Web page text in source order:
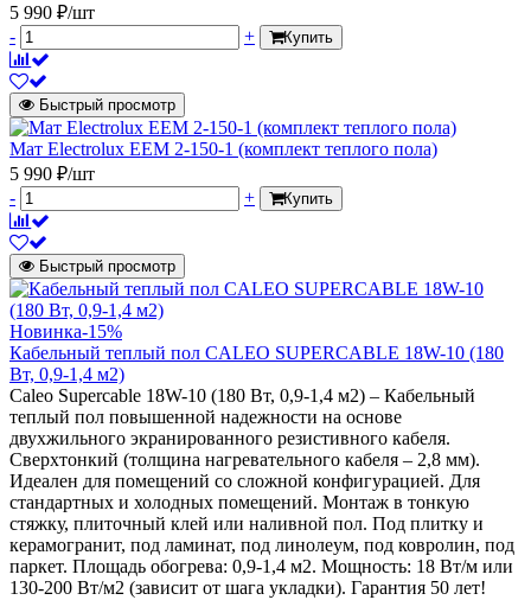
5 990 ₽/шт
-
+ Купить
Быстрый просмотр
Мат Electrolux EEM 2-150-1 (комплект теплого пола)
5 990 ₽/шт
-
+ Купить
Быстрый просмотр
Новинка-15%
Кабельный теплый пол CALEO SUPERCABLE 18W-10 (180
Вт, 0,9-1,4 м2)
Caleo Supercable 18W-10 (180 Вт, 0,9-1,4 м2) – Кабельный
теплый пол повышенной надежности на основе
двухжильного экранированного резистивного кабеля.
Сверхтонкий (толщина нагревательного кабеля – 2,8 мм).
Идеален для помещений со сложной конфигурацией. Для
стандартных и холодных помещений. Монтаж в тонкую
стяжку, плиточный клей или наливной пол. Под плитку и
керамогранит, под ламинат, под линолеум, под ковролин, под
паркет. Площадь обогрева: 0,9-1,4 м2. Мощность: 18 Вт/м или
130-200 Вт/м2 (зависит от шага укладки). Гарантия 50 лет!